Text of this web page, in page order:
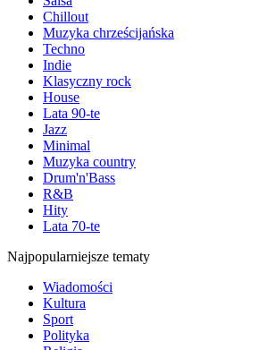
Chillout
Muzyka chrześcijańska
Techno
Indie
Klasyczny rock
House
Lata 90-te
Jazz
Minimal
Muzyka country
Drum'n'Bass
R&B
Hity
Lata 70-te
Najpopularniejsze tematy
Wiadomości
Kultura
Sport
Polityka